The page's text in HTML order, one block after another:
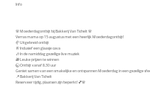
Info
🌸 Moederdagontbijt bij Bakkerij Van Tichelt 🌸
Verras mama op 15 augustus met een heerlijk Moederdagontbijt!
🥐 Uitgebreid ontbijt
🥂 Inclusief een glaasje cava
🎶 In de namiddag gezellige live muziek
🎁 Leuke prijzen te winnen
🕣 Ontbijt vanaf 8.30 uur
Geniet samen van een smakelijke en ontspannen Moederdag in een gezellige
📍 Bakkerij Van Tichelt
Reserveer tijdig, plaatsen zijn beperkt! 💕🌸